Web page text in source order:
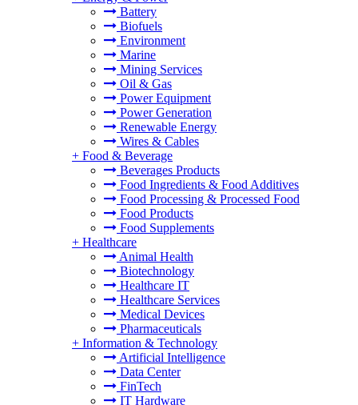
Battery
Biofuels
Environment
Marine
Mining Services
Oil & Gas
Power Equipment
Power Generation
Renewable Energy
Wires & Cables
+ Food & Beverage
Beverages Products
Food Ingredients & Food Additives
Food Processing & Processed Food
Food Products
Food Supplements
+ Healthcare
Animal Health
Biotechnology
Healthcare IT
Healthcare Services
Medical Devices
Pharmaceuticals
+ Information & Technology
Artificial Intelligence
Data Center
FinTech
IT Hardware